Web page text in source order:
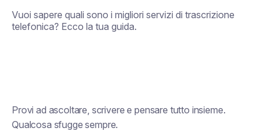
Vuoi sapere quali sono i migliori servizi di trascrizione
telefonica? Ecco la tua guida.
Provi ad ascoltare, scrivere e pensare tutto insieme.
Qualcosa sfugge sempre.